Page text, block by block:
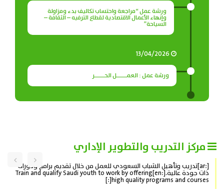
ورشة عمل “مراجعة واحتساب تكاليف بدء ومزاولة
وإنهاء الأعمال الاقتصادية لقطاع الترفيه – الثقافة –
السياحة”
ورشة عمل : العمـــــل الحـــــر
مركز التدريب والتطوير الإداري
[:ar]تدريب وتأهيل الشباب السعودي للعمل من خلال تقديم برامج ودورات
ذات جودة عالية.[:en]Train and qualify Saudi youth to work by offering
high quality programs and courses[:]